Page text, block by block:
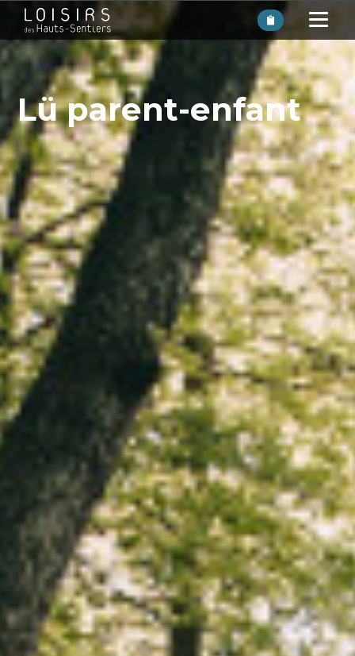
Lü parent-enfant